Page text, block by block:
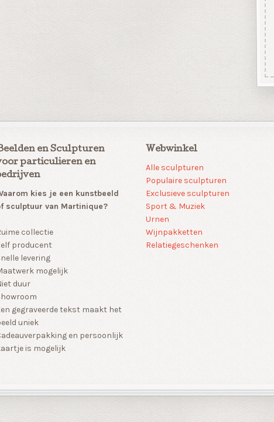
en Sculpturen
particulieren en
kies je een kunstbeeld
sculptuur van Martinique?
collectie
producent
levering
mogelijk
duur
gegraveerde tekst maakt het
uniek
en persoonlijk
is mogelijk
Webwinkel
Alle sculpturen
Populaire sculpturen
Exclusieve sculpturen
Sport & Muziek
Urnen
Wijnpakketten
Relatiegeschenken